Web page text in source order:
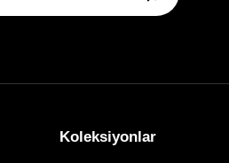
Koleksiyonlar